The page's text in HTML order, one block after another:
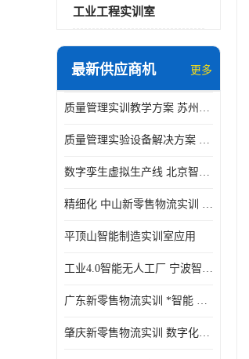
工业工程实训室
最新供应商机 更多
质量管理实训教学方案 苏州质量管理实训 _京创智业
质量管理实验设备解决方案 徐州质量管理实训 _京创智业
数字孪生虚拟生产线 北京智能制造仿真应用
精细化 中山新零售物流实训 数字化赋能
平顶山智能制造实训室应用
工业4.0智能无人工厂 宁波智能制造仿真项目
广东新零售物流实训 *智能 实战演练型
肇庆新零售物流实训 数字化赋能 创新实践